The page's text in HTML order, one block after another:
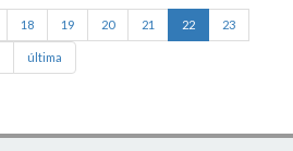
18 19 20 21 22 23
última